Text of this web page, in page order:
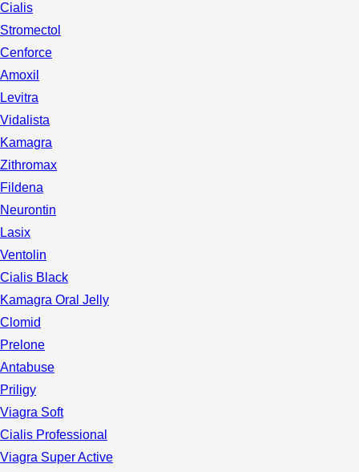
Cialis
Stromectol
Cenforce
Amoxil
Levitra
Vidalista
Kamagra
Zithromax
Fildena
Neurontin
Lasix
Ventolin
Cialis Black
Kamagra Oral Jelly
Clomid
Prelone
Antabuse
Priligy
Viagra Soft
Cialis Professional
Viagra Super Active